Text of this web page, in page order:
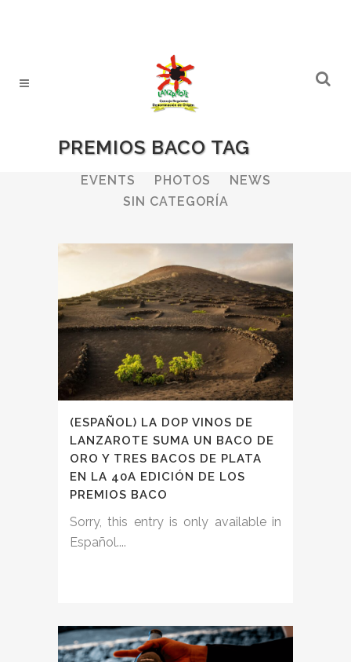
PREMIOS BACO TAG
ALL WINERIES
BULLETIN
EVENTS
PHOTOS
NEWS
SIN CATEGORÍA
(ESPAÑOL) LA DOP VINOS DE
LANZAROTE SUMA UN BACO DE
ORO Y TRES BACOS DE PLATA
EN LA 40A EDICIÓN DE LOS
PREMIOS BACO
Sorry, this entry is only available in
Español....